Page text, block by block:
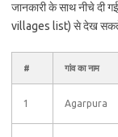
जानकारी के साथ नीचे दी
villages list) से देख
# गांव का नाम
1 Agarpura